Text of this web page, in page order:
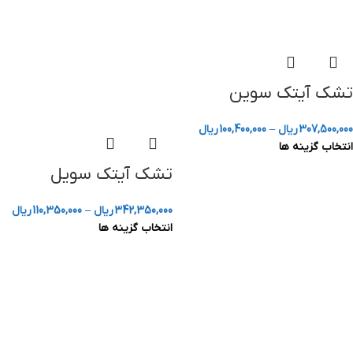
تشک آیتک سوین
307,500,000ریال –
100,400,000ریال
انتخاب گزینه ها
تشک آیتک سویل
342,350,000ریال –
110,350,000ریال
انتخاب گزینه ها